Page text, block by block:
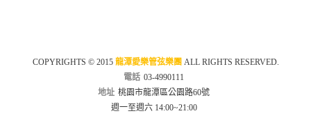
COPYRIGHTS © 2015 龍潭愛樂管弦樂團 ALL RIGHTS RESERVED.
電話 03-4990111
地址 桃園市龍潭區公園路60號
週一至週六 14:00~21:00